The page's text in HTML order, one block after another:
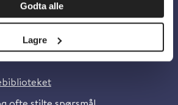
Godta alle
Lagre